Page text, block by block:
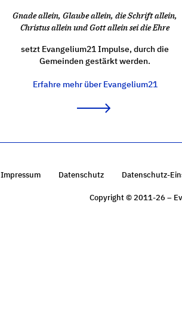
Gnade allein, Glaube allein, die Schrift allein,
Christus allein und Gott allein sei die Ehre
setzt Evangelium21 Impulse, durch die
Gemeinden gestärkt werden.
Erfahre mehr über Evangelium21
Impressum Datenschutz Datenschutz-
Copyright © 2011-26 –